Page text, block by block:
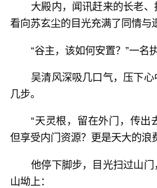
大殿内，闻讯赶来的长老、
看向苏玄尘的目光充满了同情与
“谷主，该如何安置？”一名
吴清风深吸几口气，压下
几步。
“天灵根，留在外门，传出
但享受内门资源？更是天大的浪
他停下脚步，目光扫过山
山坳上：